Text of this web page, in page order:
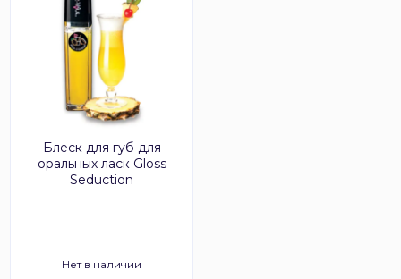
Блеск для губ для
оральных ласк Gloss
Seduction
Нет в наличии